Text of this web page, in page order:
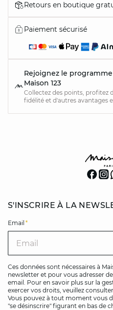
Retours en boutique
Paiement sécurisé
Rejoignez le
Maison 123
Collectez des points, profitez
fidélité et d'autres avantages
S'INSCRIRE À LA
Email *
Ces données sont nécessaires à
newsletter et pour vous adresser
email. Pour en savoir plus sur la
exercer vos droits, veuillez
Vous pouvez à tout moment vous
"se désinscrire" figurant en bas de